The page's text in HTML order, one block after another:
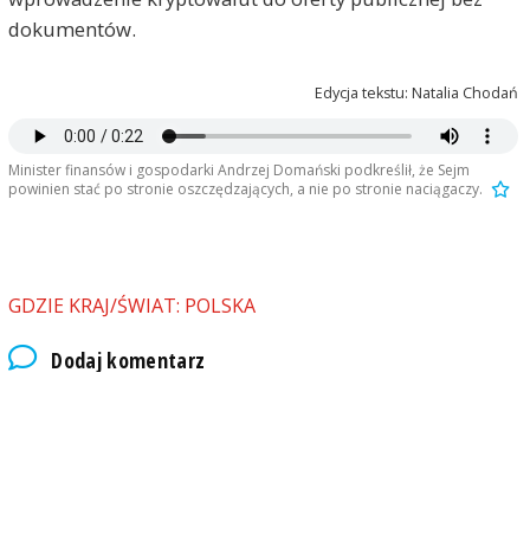
dokumentów.
Edycja tekstu: Natalia Chodań
Minister finansów i gospodarki Andrzej Domański podkreślił, że Sejm
powinien stać po stronie oszczędzających, a nie po stronie naciągaczy.
GDZIE KRAJ/ŚWIAT: POLSKA
Dodaj komentarz